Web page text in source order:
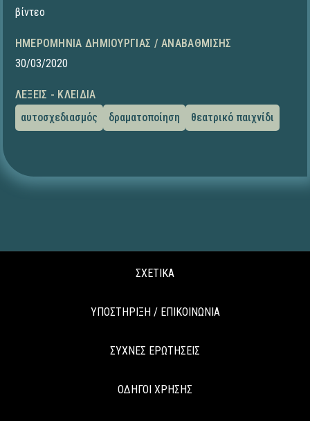
βίντεο
ΗΜΕΡΟΜΗΝΊΑ ΔΗΜΙΟΥΡΓΊΑΣ / ΑΝΑΒΆΘΜΙΣΗΣ
30/03/2020
ΛΈΞΕΙΣ - ΚΛΕΙΔΙΆ
αυτοσχεδιασμός
δραματοποίηση θεατρικό παιχνίδι
ΣΧΕΤΙΚΑ
ΥΠΟΣΤΗΡΙΞΗ / ΕΠΙΚΟΙΝΩΝΙΑ
ΣΥΧΝΕΣ ΕΡΩΤΗΣΕΙΣ
ΟΔΗΓΟΙ ΧΡΗΣΗΣ